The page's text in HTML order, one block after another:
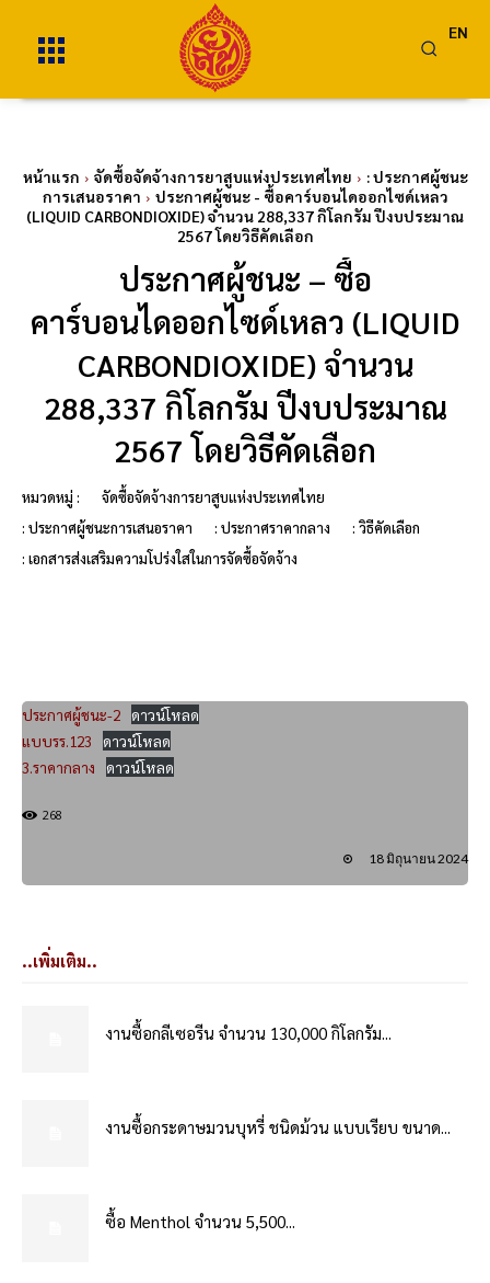
EN
หน้าแรก จัดซื้อจัดจ้างการยาสูบแห่งประเทศไทย
: ประกาศผู้ชนะ
การเสนอราคา
ประกาศผู้ชนะ - ซื้อคาร์บอนไดออกไซด์เหลว
(LIQUID CARBONDIOXIDE) จำนวน 288,337 กิโลกรัม ปีงบประมาณ
2567 โดยวิธีคัดเลือก
ประกาศผู้ชนะ – ซื้อ
คาร์บอนไดออกไซด์เหลว (LIQUID
CARBONDIOXIDE) จำนวน
288,337 กิโลกรัม ปีงบประมาณ
2567 โดยวิธีคัดเลือก
หมวดหมู่ :
จัดซื้อจัดจ้างการยาสูบแห่งประเทศไทย
: ประกาศผู้ชนะการเสนอราคา
: ประกาศราคากลาง
: วิธีคัดเลือก
: เอกสารส่งเสริมความโปร่งใสในการจัดซื้อจัดจ้าง
ประกาศผู้ชนะ-2
ดาวน์โหลด
แบบรร.123
ดาวน์โหลด
3.ราคากลาง
ดาวน์โหลด
268
18 มิถุนายน 2024
..เพิ่มเติม..
งานซื้อกลีเซอรีน จำนวน 130,000 กิโลกรัม...
งานซื้อกระดาษมวนบุหรี่ ชนิดม้วน แบบเรียบ ขนาด...
ซื้อ Menthol จำนวน 5,500...